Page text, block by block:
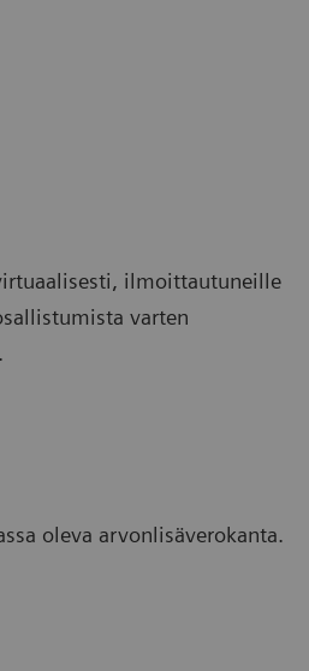
ilmoittautuneille
varten
oleva arvonlisäverokanta.